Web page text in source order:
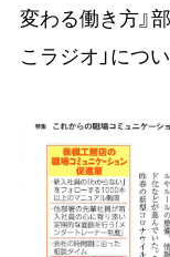
変わる働き方』
こラジオ」につ